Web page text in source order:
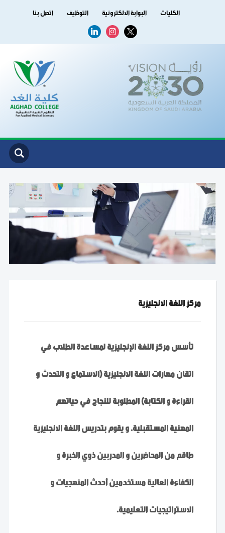
الكليات البوابة الالكترونية التوظيف اتصل بنا
x
instagram
linkedin
مركز اللغة الانجليزية
تأسس مركز اللغة الإنجليزية لمساعدة الطلاب في
اتقان مهارات اللغة الانجليزية (الاستماع و التحدث و
القراءة و الكتابة) المطلوبة للنجاح في حياتهم
المهنية المستقبلية. و يقوم بتدريس اللغة الانجليزية
طاقم من المحاضرين و المدربين ذوي الخبرة و
الكفاءة العالية مستخدمين أحدث المنهجيات و
الاستراتيجيات التعليمية.